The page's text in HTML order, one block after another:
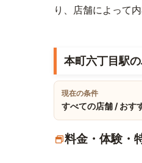
り、店舗によって
本町六丁目駅
現在の条件
すべての店舗 / おす
料金・体験・